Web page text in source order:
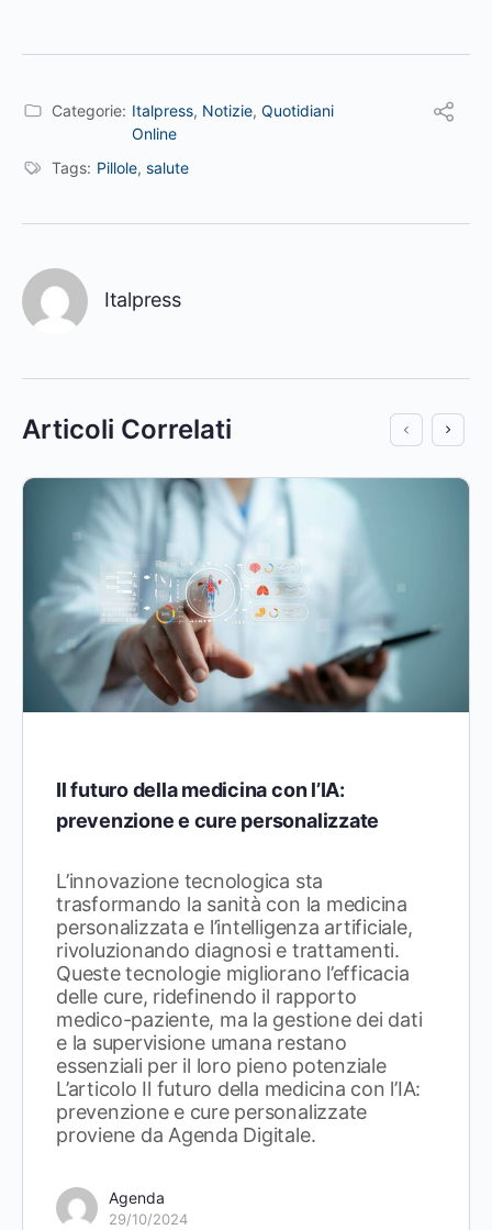
Categorie: Italpress, Notizie, Quotidiani
Online
Tags: Pillole, salute
Italpress
Articoli Correlati
Il futuro della medicina con l’IA:
prevenzione e cure personalizzate
L’innovazione tecnologica sta
trasformando la sanità con la medicina
personalizzata e l’intelligenza artificiale,
rivoluzionando diagnosi e trattamenti.
Queste tecnologie migliorano l’efficacia
delle cure, ridefinendo il rapporto
medico-paziente, ma la gestione dei dati
e la supervisione umana restano
essenziali per il loro pieno potenziale
L’articolo Il futuro della medicina con l’IA:
prevenzione e cure personalizzate
proviene da Agenda Digitale.
Agenda
29/10/2024